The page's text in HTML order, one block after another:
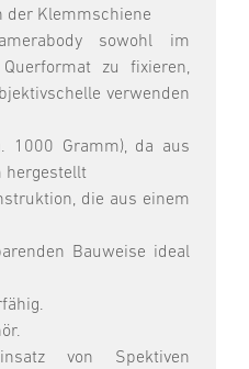
der Klemmschiene
sowohl im
zu fixieren,
verwenden
1000 Gramm), da aus
hergestellt
die aus einem
Bauweise ideal
von Spektiven